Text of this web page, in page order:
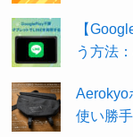
【
う方法
Aerokyo
使い勝